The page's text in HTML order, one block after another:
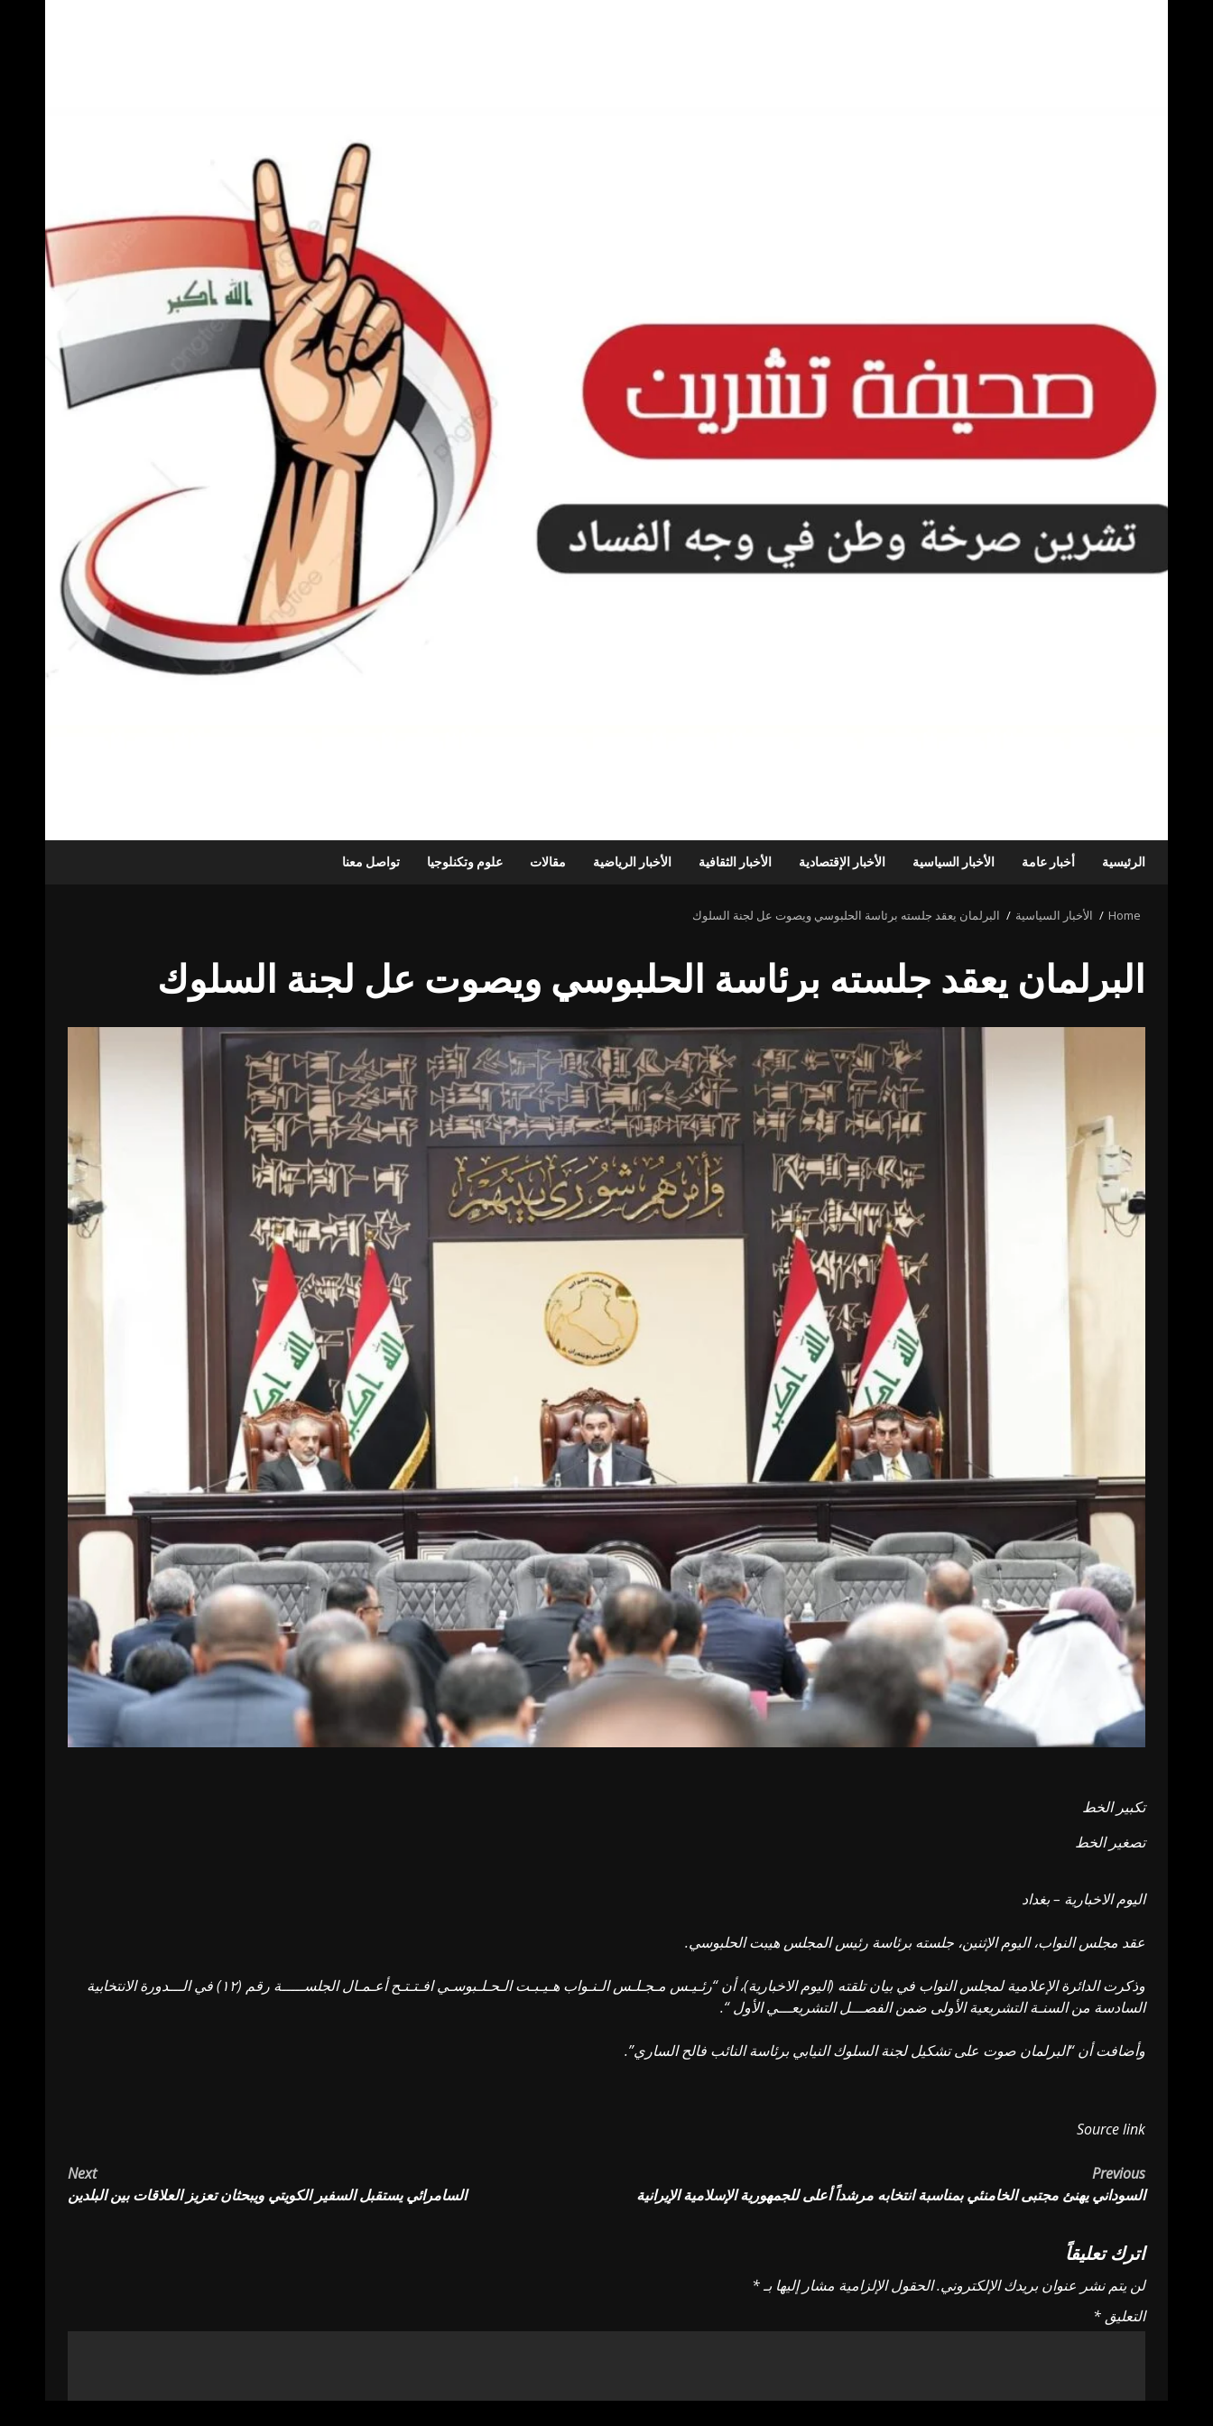
الرئيسية أخبار عامة الأخبار السياسية الأخبار الإقتصادية الأخبار الثقافية الأخبار الرياضية مقالات علوم وتكنلوجيا تواصل معنا
Home الأخبار السياسية البرلمان يعقد جلسته برئاسة الحلبوسي ويصوت عل لجنة السلوك
البرلمان يعقد جلسته برئاسة الحلبوسي ويصوت عل لجنة السلوك
تكبير الخط
تصغير الخط
اليوم الاخبارية – بغداد
عقد مجلس النواب، اليوم الإثنين، جلسته برئاسة رئيس المجلس هيبت الحلبوسي.
وذكرت الدائرة الإعلامية لمجلس النواب في بيان تلقته (اليوم الاخبارية)، أن “رئـيـس مـجـلـس الـنـواب هـيـبـت الـحـلـبوسـي افـتـتـح أعـمـال الجلســـــة رقم (١٢) في الـــدورة الانتخابية
السادسة من السنـة التشريعية الأولى ضمن الفصـــل التشريعـــي الأول “.
وأضافت أن “البرلمان صوت على تشكيل لجنة السلوك النيابي برئاسة النائب فالح الساري”.
Source link
Post
navigation
Previous
السوداني يهنئ مجتبى الخامنئي بمناسبة انتخابه مرشداً أعلى للجمهورية الإسلامية الإيرانية
Next
السامرائي يستقبل السفير الكويتي ويبحثان تعزيز العلاقات بين البلدين
اترك تعليقاً
لن يتم نشر عنوان بريدك الإلكتروني.الحقول الإلزامية مشار إليها بـ*
التعليق *